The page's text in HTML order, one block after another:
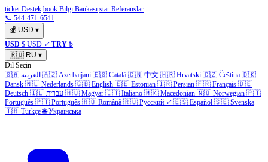
ticket Destek book Bilgi Bankası star Referanslar
📞 544-471-6541
💰 USD ▾
USD $ USD ✓ TRY ₺
🇷🇺 RU ▾
Dil Seçin
🇸🇦 العربية 🇦🇿 Azerbaijani 🇪🇸 Català 🇨🇳 中文 🇭🇷 Hrvatski 🇨🇿 Čeština 🇩🇰
Dansk 🇳🇱 Nederlands 🇬🇧 English 🇪🇪 Estonian 🇮🇷 Persian 🇫🇷 Français 🇩🇪
Deutsch 🇮🇱 עברית 🇭🇺 Magyar 🇮🇹 Italiano 🇲🇰 Macedonian 🇳🇴 Norwegian 🇵🇹
Português 🇵🇹 Português 🇷🇴 Română 🇷🇺 Русский ✓ 🇪🇸 Español 🇸🇪 Svenska
🇹🇷 Türkçe 🌐 Українська